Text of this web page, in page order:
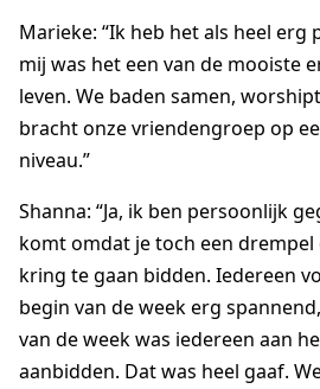
Marieke: “Ik heb het als heel
mij was het een van de mooiste
leven. We baden samen,
bracht onze vriendengroep op
niveau.”
Shanna: “Ja, ik ben persoonlijk
komt omdat je toch een
kring te gaan bidden. Iedereen
begin van de week erg
van de week was iedereen aan
aanbidden. Dat was heel gaaf.